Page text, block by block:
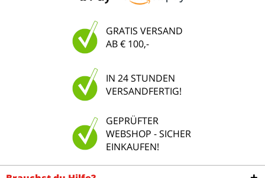
GRATIS VERSAND
AB € 100,-
IN 24 STUNDEN
VERSANDFERTIG!
GEPRÜFTER
WEBSHOP - SICHER
EINKAUFEN!